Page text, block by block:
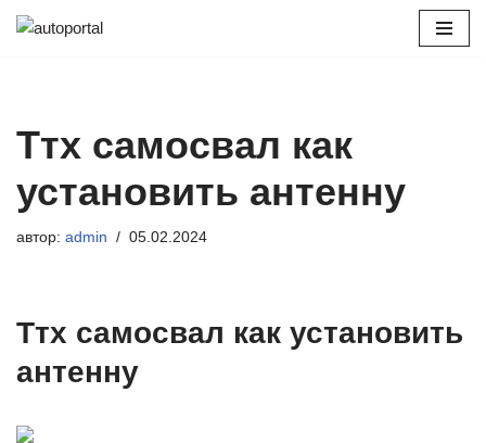
Ттх самосвал как
установить антенну
автор: admin 05.02.2024
Ттх самосвал как установить
антенну